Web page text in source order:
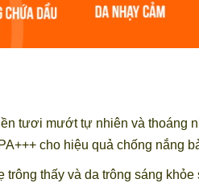
tươi mướt tự nhiên và thoáng
cho hiệu quả chống nắng
thấy và da trông sáng